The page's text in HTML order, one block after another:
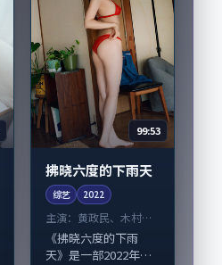
99:53
拂晓六度的下雨天
综艺 2022
主演： 黄政民、木村拓
哉 等
《拂晓六度的下雨
天》是一部2022年前